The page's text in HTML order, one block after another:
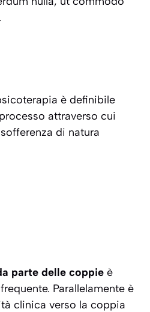
è definibile
attraverso cui
di natura
parte delle coppie è
Parallelamente è
clinica verso la coppia